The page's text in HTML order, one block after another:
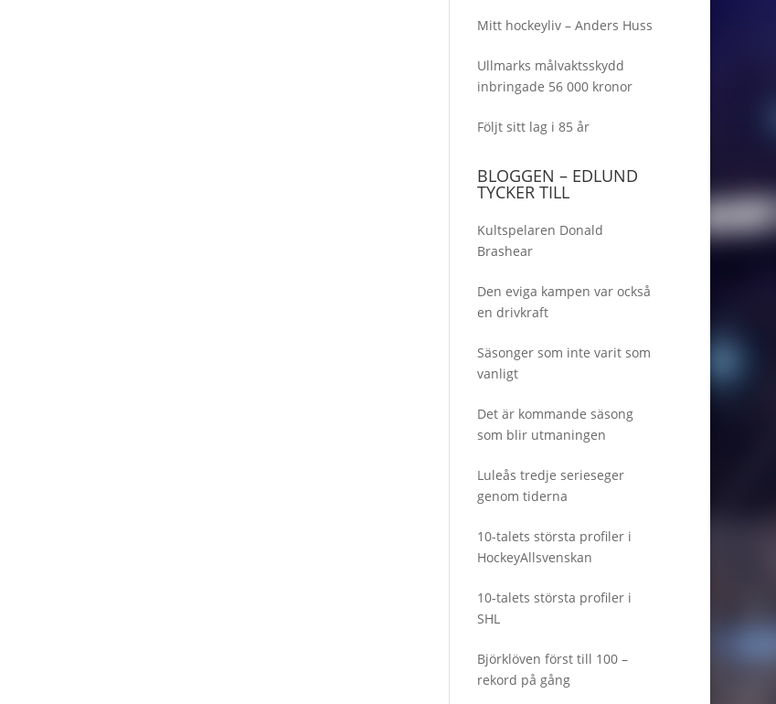
Mitt hockeyliv – Anders Huss
Ullmarks målvaktsskydd
inbringade 56 000 kronor
Följt sitt lag i 85 år
BLOGGEN – EDLUND
TYCKER TILL
Kultspelaren Donald
Brashear
Den eviga kampen var också
en drivkraft
Säsonger som inte varit som
vanligt
Det är kommande säsong
som blir utmaningen
Luleås tredje serieseger
genom tiderna
10-talets största profiler i
HockeyAllsvenskan
10-talets största profiler i
SHL
Björklöven först till 100 –
rekord på gång